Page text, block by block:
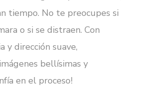
tiempo. No te preocupes si
o si se distraen. Con
y dirección suave,
bellísimas y
en el proceso!